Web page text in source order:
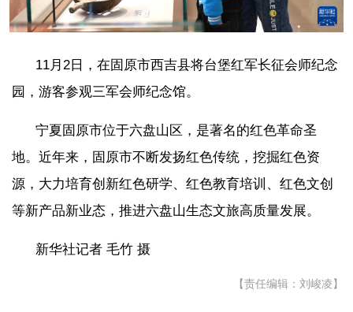
11月2日，在固原市西吉县将台堡红军长征会师纪念
园，游客参观三军会师纪念馆。
宁夏固原市位于六盘山区，是著名的红色革命圣
地。近年来，固原市不断发扬红色传统，挖掘红色资
源，大力培育创新红色研学、红色教育培训、红色文创
等新产品新业态，推进六盘山生态文旅高质量发展。
新华社记者 毛竹 摄
【责任编辑：刘峻凌】